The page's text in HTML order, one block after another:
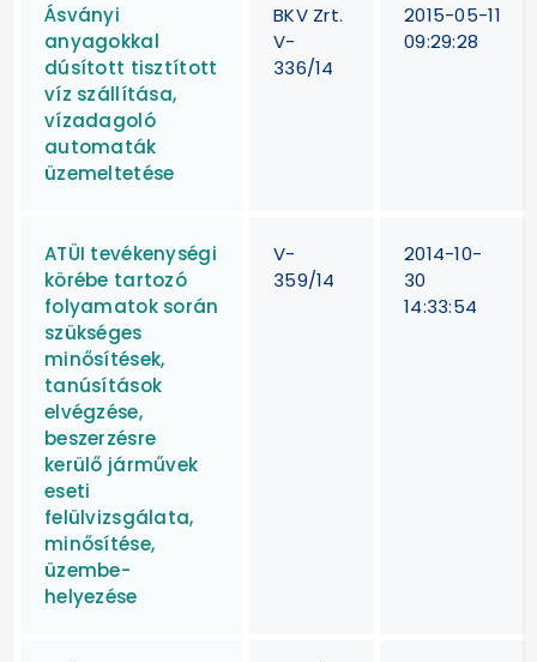
Ásványi
anyagokkal
dúsított tisztított
víz szállítása,
vízadagoló
automaták
üzemeltetése
BKV Zrt.
V-
336/14
2015-05-11
09:29:28
ATÜI tevékenységi
körébe tartozó
folyamatok során
szükséges
minősítések,
tanúsítások
elvégzése,
beszerzésre
kerülő járművek
eseti
felülvizsgálata,
minősítése,
üzembe-
helyezése
V-
359/14
2014-10-
30
14:33:54